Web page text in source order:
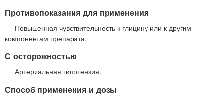
Противопоказания для применения
Повышенная чувствительность к глицину или к другим
компонентам препарата.
С осторожностью
Артериальная гипотензия.
Способ применения и дозы